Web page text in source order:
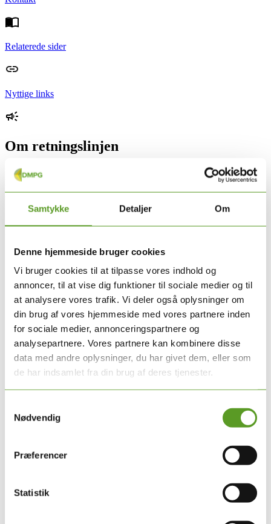
Samtykke Detaljer Om
Denne hjemmeside bruger cookies
Vi bruger cookies til at tilpasse vores indhold og
annoncer, til at vise dig funktioner til sociale medier og til
at analysere vores trafik. Vi deler også oplysninger om
din brug af vores hjemmeside med vores partnere inden
for sociale medier, annonceringspartnere og
analysepartnere. Vores partnere kan kombinere disse
data med andre oplysninger, du har givet dem, eller som
de har indsamlet fra din brug af deres tjenester.
Nødvendig
Præferencer
Statistik
Relaterede sider
Nyttige links
Om retningslinjen
Retningslinjen om udredning af autisme hos børn, unge og voksne.
Retningslinjen går på tværs af DMPG Skizofreni og DMPG
ADHD.
Retningslinjen er under udarbejdelse.
Abigail Sheldrick-Michel, overlæge, voksen, Region Syd
Niels Bilenberg, professor, BU, Region Syd
Martin Gøtzsche, psykolog, BU, Region Sjælland
Inge Marie Plauborg Nielsen, specialpsykolog, BU, Region
Syd
Thea Reinholdt, specialpsykolog, voksen, Region Midt
Ane Knüppel, specialpsykolog, voksen, Region Nord
Dorte Vestager, praktiserende speciallæge, BU
Toke Lenskjold, speciallæge, Region Sjælland
Ejnar Bundgaard Larsen, praktiserende speciallæge, DPBO
Maria Larsen, specialpsykolog, Region Hovedstaden (frem til